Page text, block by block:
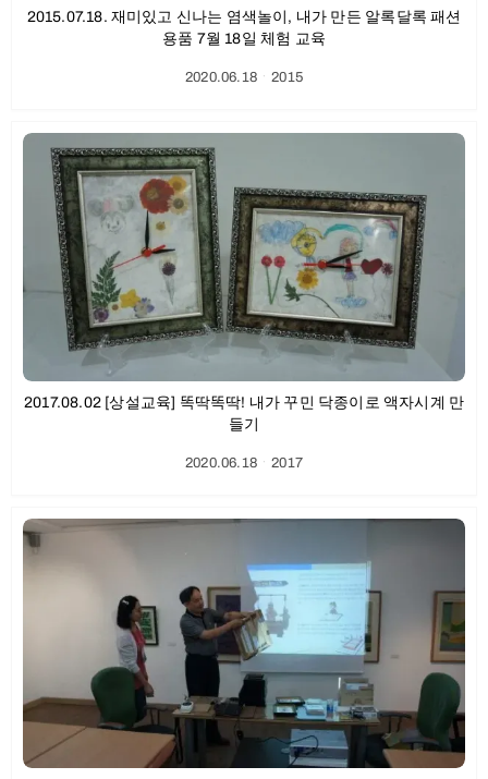
2015.07.18. 재미있고 신나는 염색놀이, 내가 만든 알록달록 패션
용품 7월 18일 체험 교육
2020.06.18ㆍ2015
2017.08.02 [상설교육] 똑딱똑딱! 내가 꾸민 닥종이로 액자시계 만
들기
2020.06.18ㆍ2017